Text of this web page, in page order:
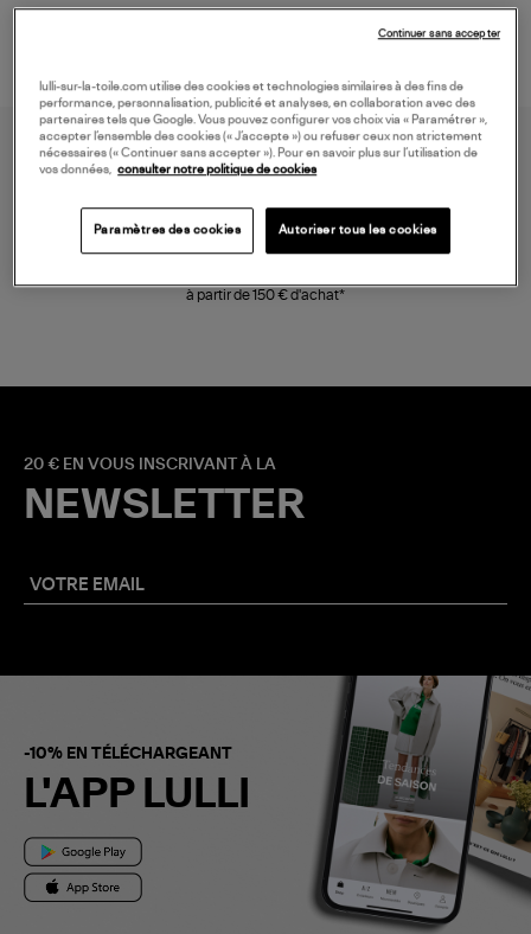
à partir de 150 € d'achat*
20 € EN VOUS INSCRIVANT À LA
NEWSLETTER
-10% EN TÉLÉCHARGEANT
L'APP LULLI
lulli-sur-la-toile.com utilise des cookies et technologies similaires à des fins de
performance, personnalisation, publicité et analyses, en collaboration avec des
partenaires tels que Google. Vous pouvez configurer vos choix via « Paramétrer »,
accepter l’ensemble des cookies (« J’accepte ») ou refuser ceux non strictement
nécessaires (« Continuer sans accepter »). Pour en savoir plus sur l’utilisation de
vos données, consulter notre politique de cookies
Paramètres des cookies Autoriser tous les cookies
Continuer sans accepter